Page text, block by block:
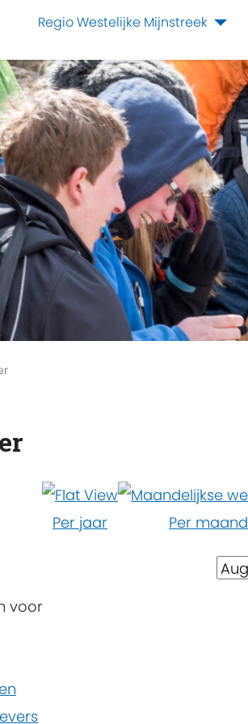
Regio Westelijke Mijnstreek
Per jaar Per maand
voor